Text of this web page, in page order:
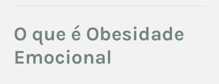
O que é Obesidade
Emocional